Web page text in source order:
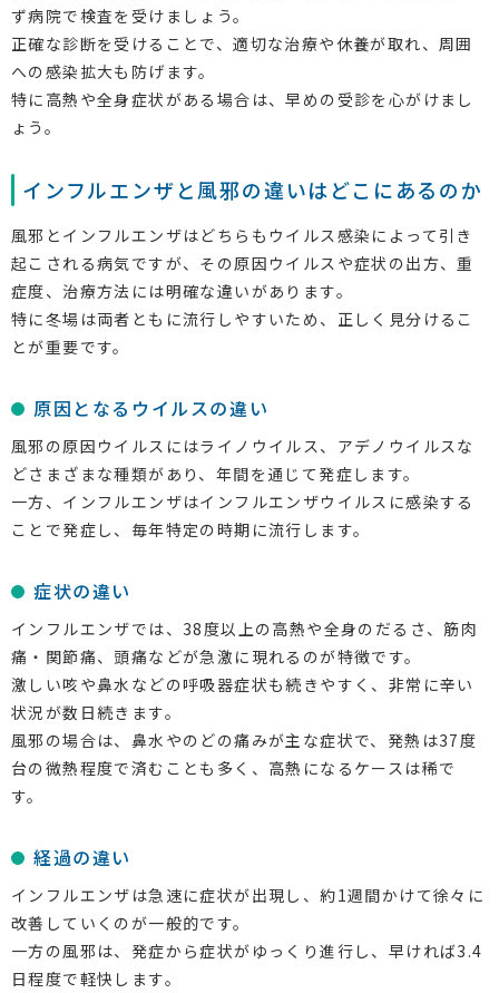
ず病院で検査を受けましょう。
正確な診断を受けることで、適切な治療や休養が取れ、周囲
への感染拡大も防げます。
特に高熱や全身症状がある場合は、早めの受診を心がけまし
ょう。
インフルエンザと風邪の違いはどこにあるのか
風邪とインフルエンザはどちらもウイルス感染によって引き
起こされる病気ですが、その原因ウイルスや症状の出方、重
症度、治療方法には明確な違いがあります。
特に冬場は両者ともに流行しやすいため、正しく見分けるこ
とが重要です。
原因となるウイルスの違い
風邪の原因ウイルスにはライノウイルス、アデノウイルスな
どさまざまな種類があり、年間を通じて発症します。
一方、インフルエンザはインフルエンザウイルスに感染する
ことで発症し、毎年特定の時期に流行します。
症状の違い
インフルエンザでは、38度以上の高熱や全身のだるさ、筋肉
痛・関節痛、頭痛などが急激に現れるのが特徴です。
激しい咳や鼻水などの呼吸器症状も続きやすく、非常に辛い
状況が数日続きます。
風邪の場合は、鼻水やのどの痛みが主な症状で、発熱は37度
台の微熱程度で済むことも多く、高熱になるケースは稀で
す。
経過の違い
インフルエンザは急速に症状が出現し、約1週間かけて徐々に
改善していくのが一般的です。
一方の風邪は、発症から症状がゆっくり進行し、早ければ3.4
日程度で軽快します。